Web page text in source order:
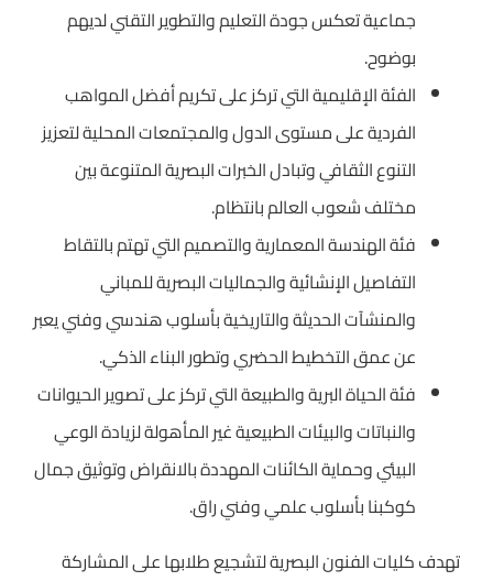
جماعية تعكس جودة التعليم والتطوير التقني لديهم
بوضوح.
الفئة الإقليمية التي تركز على تكريم أفضل المواهب
الفردية على مستوى الدول والمجتمعات المحلية لتعزيز
التنوع الثقافي وتبادل الخبرات البصرية المتنوعة بين
مختلف شعوب العالم بانتظام.
فئة الهندسة المعمارية والتصميم التي تهتم بالتقاط
التفاصيل الإنشائية والجماليات البصرية للمباني
والمنشآت الحديثة والتاريخية بأسلوب هندسي وفني يعبر
عن عمق التخطيط الحضري وتطور البناء الذكي.
فئة الحياة البرية والطبيعة التي تركز على تصوير الحيوانات
والنباتات والبيئات الطبيعية غير المأهولة لزيادة الوعي
البيئي وحماية الكائنات المهددة بالانقراض وتوثيق جمال
كوكبنا بأسلوب علمي وفني راق.
تهدف كليات الفنون البصرية لتشجيع طلابها على المشاركة